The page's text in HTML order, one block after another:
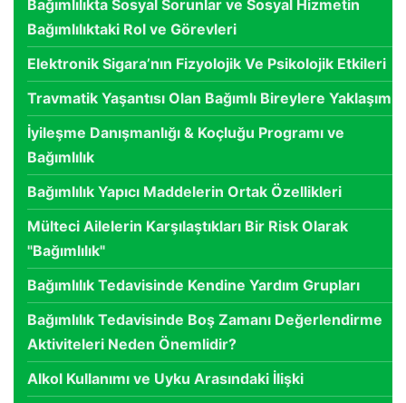
Bağımlılıkta Sosyal Sorunlar ve Sosyal Hizmetin
Bağımlılıktaki Rol ve Görevleri
Elektronik Sigara’nın Fizyolojik Ve Psikolojik Etkileri
Travmatik Yaşantısı Olan Bağımlı Bireylere Yaklaşım
İyileşme Danışmanlığı & Koçluğu Programı ve
Bağımlılık
Bağımlılık Yapıcı Maddelerin Ortak Özellikleri
Mülteci Ailelerin Karşılaştıkları Bir Risk Olarak
"Bağımlılık"
Bağımlılık Tedavisinde Kendine Yardım Grupları
Bağımlılık Tedavisinde Boş Zamanı Değerlendirme
Aktiviteleri Neden Önemlidir?
Alkol Kullanımı ve Uyku Arasındaki İlişki